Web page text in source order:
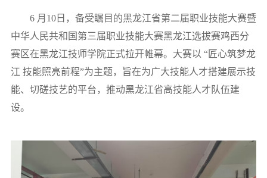
6 月10日，备受瞩目的黑龙江省第二届职业技能大赛暨
中华人民共和国第三届职业技能大赛黑龙江选拔赛鸡西分
赛区在黑龙江技师学院正式拉开帷幕。大赛以 “匠心筑梦龙
江 技能照亮前程”为主题，旨在为广大技能人才搭建展示技
能、切磋技艺的平台，推动黑龙江省高技能人才队伍建
设。